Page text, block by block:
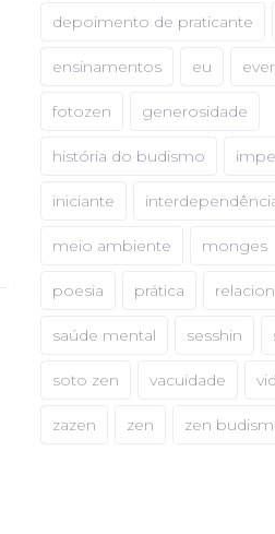
depoimento de praticante
ensinamentos eu
fotozen generosidade
história do budismo
iniciante
meio ambiente monges
poesia prática
saúde mental sesshin
soto zen vacuidade
zazen zen zen